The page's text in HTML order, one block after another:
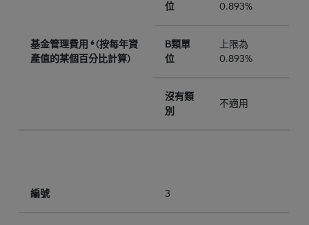
基金管理費用 ⁶ (按每年資
產值的某個百分比計算)
位
0.893%
B類單
位
上限為
0.893%
沒有類
別
不適用
編號 3